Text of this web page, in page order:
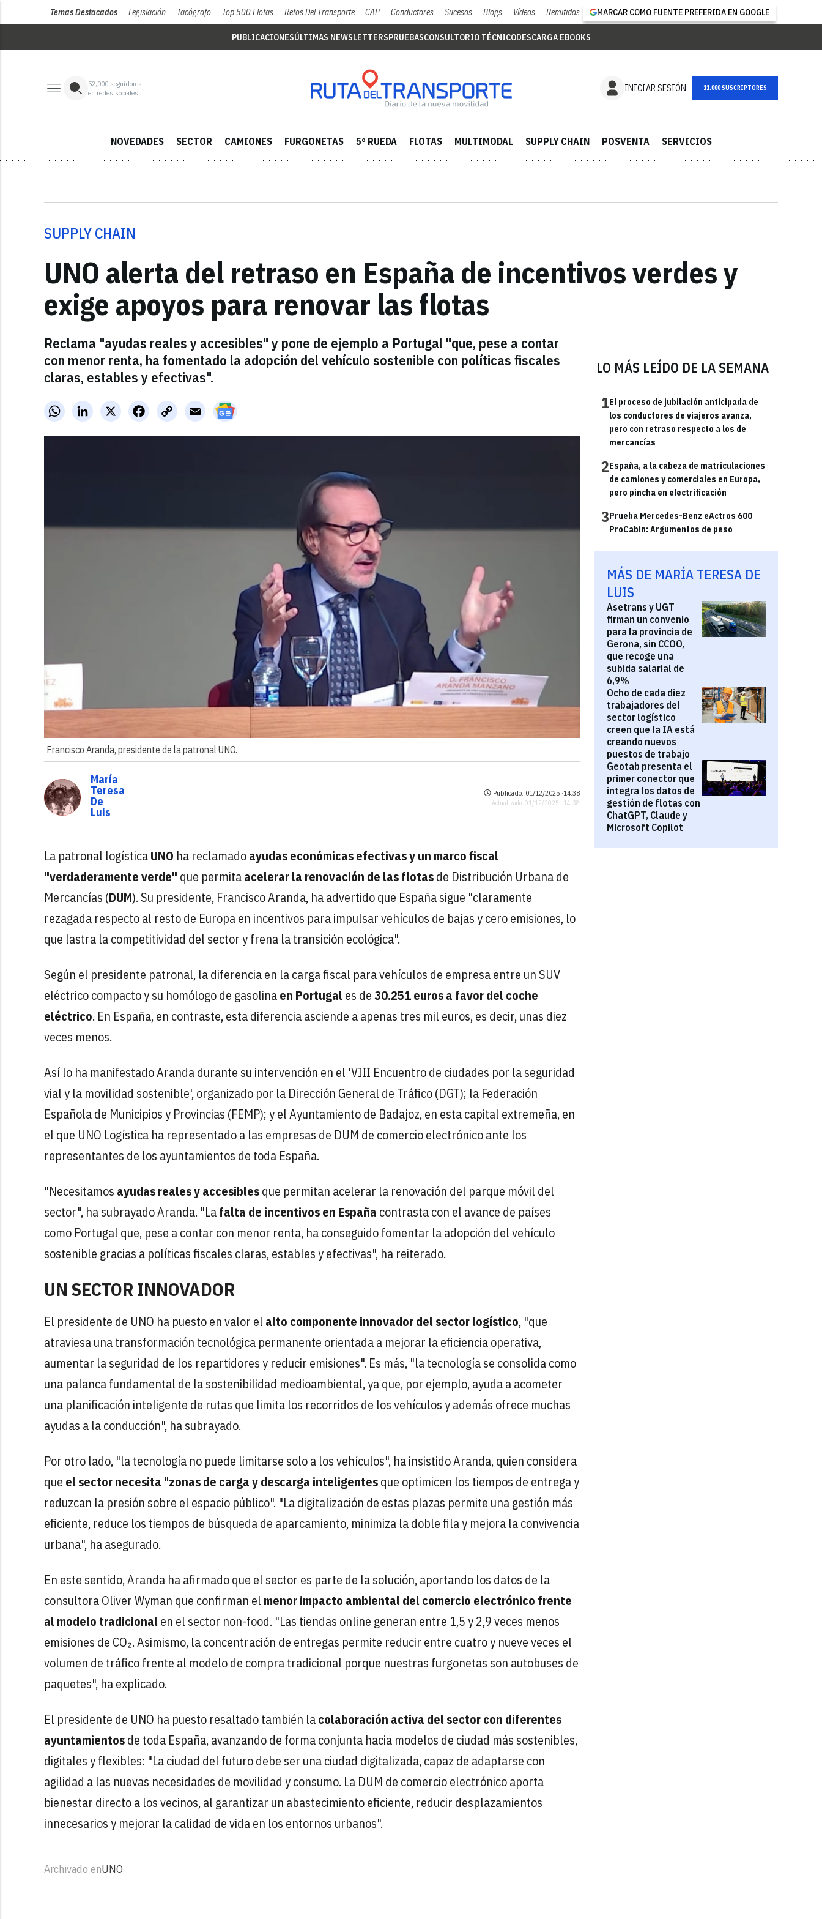
Temas Destacados Legislación Tacógrafo Top 500 Flotas Retos Del Transporte CAP Conductores Sucesos Blogs Vídeos Remitidas MARCAR COMO FUENTE PREFERIDA EN GOOGLE
PUBLICACIONESÚLTIMAS NEWSLETTERSPRUEBASCONSULTORIO TÉCNICODESCARGA EBOOKS
52,000 seguidores
en redes sociales
INICIAR SESIÓN NEWSLETTER
NOVEDADES SECTOR CAMIONES FURGONETAS 5º RUEDA FLOTAS MULTIMODAL SUPPLY CHAIN POSVENTA SERVICIOS
SUPPLY CHAIN
UNO alerta del retraso en España de incentivos verdes y
exige apoyos para renovar las flotas
Reclama "ayudas reales y accesibles" y pone de ejemplo a Portugal "que, pese a contar
con menor renta, ha fomentado la adopción del vehículo sostenible con políticas fiscales
claras, estables y efectivas".
WhatsAppLinkedInX FacebookCopy
Link
Email
Francisco Aranda, presidente de la patronal UNO.
LO MÁS LEÍDO DE LA SEMANA
1El proceso de jubilación anticipada de
los conductores de viajeros avanza,
pero con retraso respecto a los de
mercancías
2España, a la cabeza de matriculaciones
de camiones y comerciales en Europa,
pero pincha en electrificación
3Prueba Mercedes-Benz eActros 600
ProCabin: Argumentos de peso
MÁS DE MARÍA TERESA DE
LUIS
Asetrans y UGT
firman un convenio
para la provincia de
Gerona, sin CCOO,
que recoge una
subida salarial de
6,9%
Ocho de cada diez
trabajadores del
sector logístico
creen que la IA está
creando nuevos
puestos de trabajo
Geotab presenta el
primer conector que
integra los datos de
gestión de flotas con
ChatGPT, Claude y
Microsoft Copilot
María
Teresa
De
Luis
Publicado: 01/12/2025 ·14:38
Actualizado: 01/12/2025 · 14:38
La patronal logísticaUNO ha reclamadoayudas económicas efectivas y un marco fiscal
"verdaderamente verde" que permitaacelerar la renovación de las flotasde Distribución Urbana de
Mercancías (DUM). Su presidente, Francisco Aranda, ha advertido que España sigue "claramente
rezagada respecto al resto de Europa en incentivos para impulsar vehículos de bajas y cero emisiones, lo
que lastra la competitividad del sector y frena la transición ecológica".
Según el presidente patronal, la diferencia en la carga fiscal para vehículos de empresa entre un SUV
eléctrico compacto y su homólogo de gasolinaen Portugales de30.251 euros a favor del coche
eléctrico. En España, en contraste, esta diferencia asciende a apenas tres mil euros, es decir, unas diez
veces menos.
Así lo ha manifestado Aranda durante su intervención en el 'VIII Encuentro de ciudades por la seguridad
vial y la movilidad sostenible', organizado por la Dirección General de Tráfico (DGT); la Federación
Española de Municipios y Provincias (FEMP); y el Ayuntamiento de Badajoz, en esta capital extremeña, en
el que UNO Logística ha representado a las empresas de DUM de comercio electrónico ante los
representantes de los ayuntamientos de toda España.
"Necesitamos ayudas reales y accesiblesque permitan acelerar la renovación del parque móvil del
sector", ha subrayado Aranda. "Lafalta de incentivos en España contrasta con el avance de países
como Portugal que, pese a contar con menor renta, ha conseguido fomentar la adopción del vehículo
sostenible gracias a políticas fiscales claras, estables y efectivas", ha reiterado.
UN SECTOR INNOVADOR
El presidente de UNO ha puesto en valor el alto componente innovador del sector logístico, "que
atraviesa una transformación tecnológica permanente orientada a mejorar la eficiencia operativa,
aumentar la seguridad de los repartidores y reducir emisiones". Es más, "la tecnología se consolida como
una palanca fundamental de la sostenibilidad medioambiental, ya que, por ejemplo, ayuda a acometer
una planificación inteligente de rutas que limita los recorridos de los vehículos y además ofrece muchas
ayudas a la conducción", ha subrayado.
Por otro lado, "la tecnología no puede limitarse solo a los vehículos", ha insistido Aranda, quien considera
que el sector necesita "zonas de carga y descarga inteligentesque optimicen los tiempos de entrega y
reduzcan la presión sobre el espacio público". "La digitalización de estas plazas permite una gestión más
eficiente, reduce los tiempos de búsqueda de aparcamiento, minimiza la doble fila y mejora la convivencia
urbana", ha asegurado.
En este sentido, Aranda ha afirmado que el sector es parte de la solución, aportando los datos de la
consultora Oliver Wyman que confirman el menor impacto ambiental del comercio electrónico frente
al modelo tradicionalen el sector non-food. "Las tiendas online generan entre 1,5 y 2,9 veces menos
emisiones de CO₂. Asimismo, la concentración de entregas permite reducir entre cuatro y nueve veces el
volumen de tráfico frente al modelo de compra tradicional porque nuestras furgonetas son autobuses de
paquetes", ha explicado.
El presidente de UNO ha puesto resaltado también lacolaboración activa del sector con diferentes
ayuntamientosde toda España, avanzando de forma conjunta hacia modelos de ciudad más sostenibles,
digitales y flexibles: "La ciudad del futuro debe ser una ciudad digitalizada, capaz de adaptarse con
agilidad a las nuevas necesidades de movilidad y consumo. La DUM de comercio electrónico aporta
bienestar directo a los vecinos, al garantizar un abastecimiento eficiente, reducir desplazamientos
innecesarios y mejorar la calidad de vida en los entornos urbanos".
Archivado enUNO